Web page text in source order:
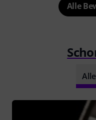
Alle
Alle